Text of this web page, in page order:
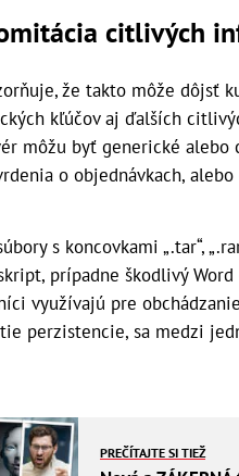
citlivých
že takto môže dôjsť
kľúčov aj ďalších
môžu byť generické alebo
o objednávkach,
s koncovkami „.tar“,
prípadne škodlivý
využívajú pre
perzistencie, sa medzi
PREČÍTAJTE SI TIEŽ